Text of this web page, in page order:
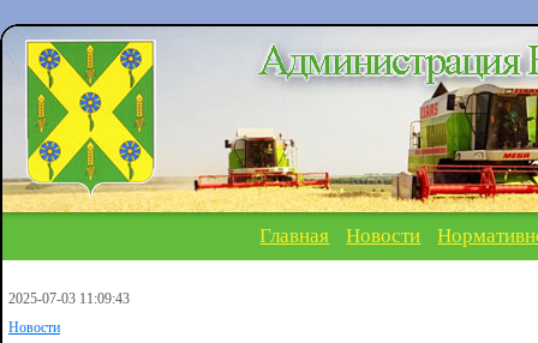
Главная Новости
2025-07-03 11:09:43
Новости